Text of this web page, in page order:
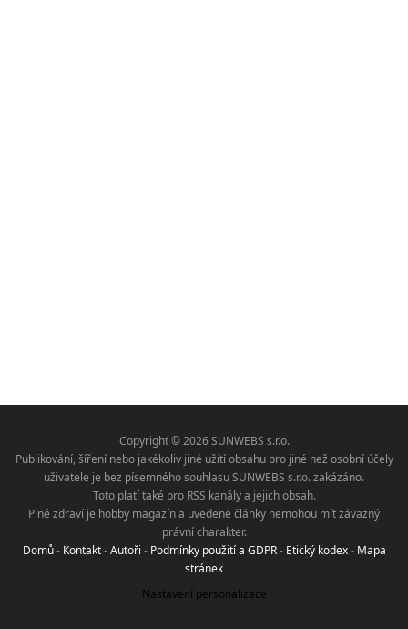
Copyright © 2026 SUNWEBS s.r.o.
Publikování, šíření nebo jakékoliv jiné užití obsahu pro jiné než osobní účely
uživatele je bez písemného souhlasu SUNWEBS s.r.o. zakázáno.
Toto platí také pro RSS kanály a jejich obsah.
Plné zdraví je hobby magazín a uvedené články nemohou mít závazný
právní charakter.
Domů- Kontakt-Autoři - Podmínky použití a GDPR- Etický kodex- Mapa
stránek
Nastavení personalizace